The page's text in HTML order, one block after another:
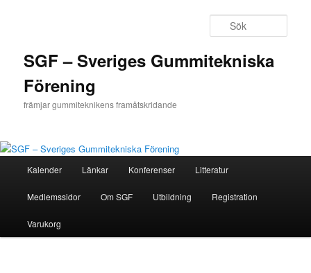
SGF – Sveriges Gummitekniska
Förening
främjar gummiteknikens framåtskridande
Kalender Länkar Konferenser Litteratur
Medlemssidor Om SGF Utbildning Registration
Varukorg